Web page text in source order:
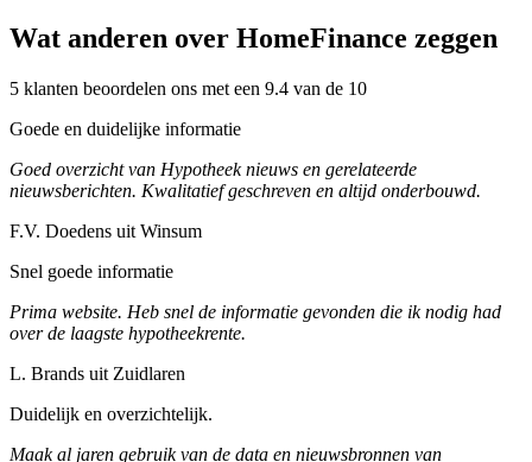
Wat anderen over HomeFinance zeggen
5 klanten beoordelen ons met een 9.4 van de 10
Goede en duidelijke informatie
Goed overzicht van Hypotheek nieuws en gerelateerde
nieuwsberichten. Kwalitatief geschreven en altijd onderbouwd.
F.V. Doedens uit Winsum
Snel goede informatie
Prima website. Heb snel de informatie gevonden die ik nodig had
over de laagste hypotheekrente.
L. Brands uit Zuidlaren
Duidelijk en overzichtelijk.
Maak al jaren gebruik van de data en nieuwsbronnen van